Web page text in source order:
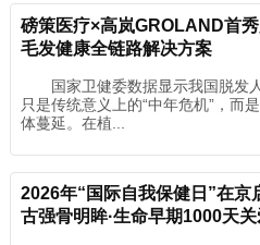
磅策医疗×高岚GROLAND首
毛发健康全链路解决方案
国家卫健委数据显示我国脱发
只是传统意义上的“中年危机”，而
体蔓延。在植...
2026年“国际自我保健日”在京
古强骨明眸·生命早期1000天